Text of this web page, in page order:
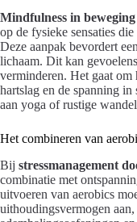
Mindfulness in beweging
op de fysieke sensaties
Deze aanpak bevordert
lichaam. Dit kan
verminderen. Het gaat om
hartslag en de spanning
aan yoga of rustige
Het combineren van
Bij stressmanagement
combinatie met
uitvoeren van aerobics
uithoudingsvermogen